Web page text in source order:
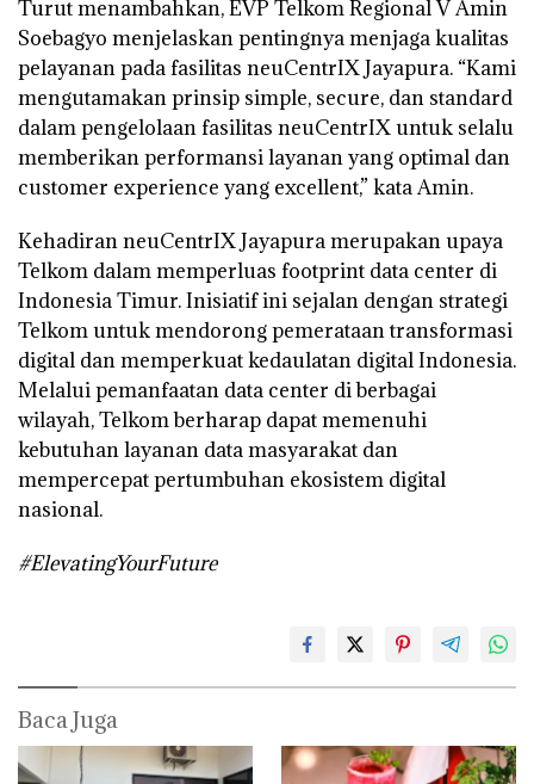
Turut menambahkan, EVP Telkom Regional V Amin
Soebagyo menjelaskan pentingnya menjaga kualitas
pelayanan pada fasilitas neuCentrIX Jayapura. “Kami
mengutamakan prinsip simple, secure, dan standard
dalam pengelolaan fasilitas neuCentrIX untuk selalu
memberikan performansi layanan yang optimal dan
customer experience yang excellent,” kata Amin.
Kehadiran neuCentrIX Jayapura merupakan upaya
Telkom dalam memperluas footprint data center di
Indonesia Timur. Inisiatif ini sejalan dengan strategi
Telkom untuk mendorong pemerataan transformasi
digital dan memperkuat kedaulatan digital Indonesia.
Melalui pemanfaatan data center di berbagai
wilayah, Telkom berharap dapat memenuhi
kebutuhan layanan data masyarakat dan
mempercepat pertumbuhan ekosistem digital
nasional.
#ElevatingYourFuture
Baca Juga